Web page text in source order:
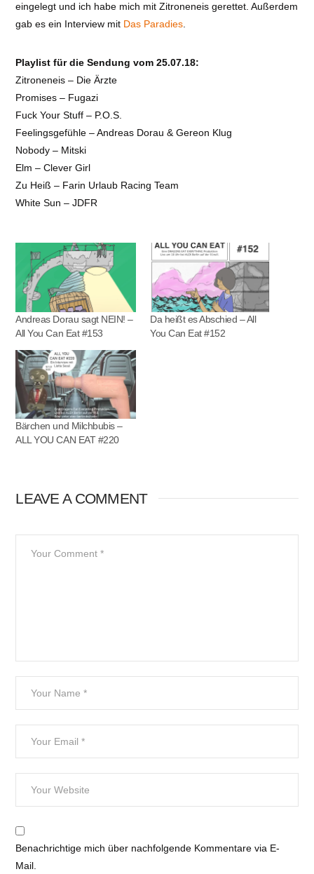
eingelegt und ich habe mich mit Zitroneneis gerettet. Außerdem
gab es ein Interview mit Das Paradies.
Playlist für die Sendung vom 25.07.18:
Zitroneneis – Die Ärzte
Promises – Fugazi
Fuck Your Stuff – P.O.S.
Feelingsgefühle – Andreas Dorau & Gereon Klug
Nobody – Mitski
Elm – Clever Girl
Zu Heiß – Farin Urlaub Racing Team
White Sun – JDFR
Andreas Dorau sagt NEIN! –
All You Can Eat #153
Da heißt es Abschied – All
You Can Eat #152
Bärchen und Milchbubis –
ALL YOU CAN EAT #220
LEAVE A COMMENT
Benachrichtige mich über nachfolgende Kommentare via E-
Mail.